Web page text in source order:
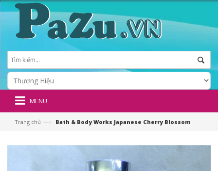
MENU
Trang chủ —› Bath & Body Works Japanese Cherry Blossom